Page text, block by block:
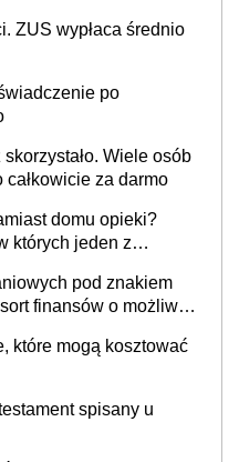
ZUS wypłaca średnio
po
Wiele osób
za darmo
domu opieki?
których jeden z
pod znakiem
finansów o możliwe
które mogą kosztować
spisany u